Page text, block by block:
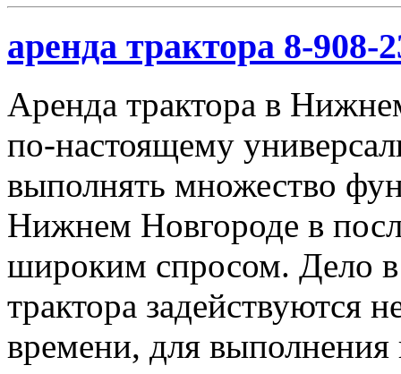
аренда трактора 8-908-
Аренда трактора в
по-настоящему
выполнять множество
Нижнем Новгороде в
широким спросом. Дело
трактора задействуются
времени, для выполнения